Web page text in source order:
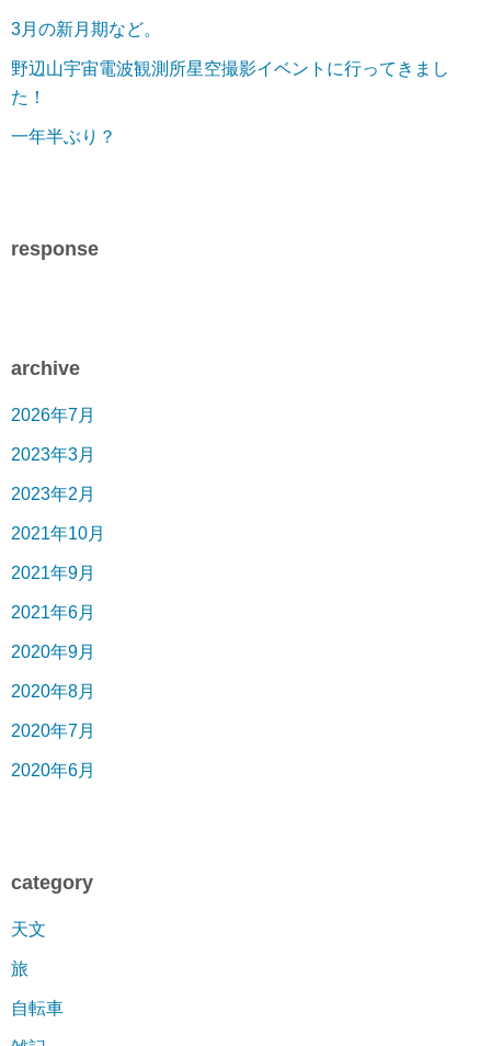
3月の新月期など。
野辺山宇宙電波観測所星空撮影イベントに行ってきまし
た！
一年半ぶり？
response
archive
2026年7月
2023年3月
2023年2月
2021年10月
2021年9月
2021年6月
2020年9月
2020年8月
2020年7月
2020年6月
category
天文
旅
自転車